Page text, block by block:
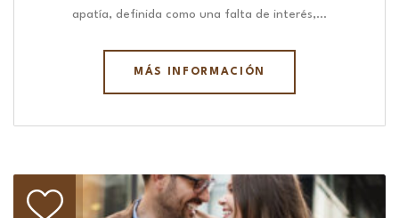
apatía, definida como una falta de interés,…
MÁS INFORMACIÓN